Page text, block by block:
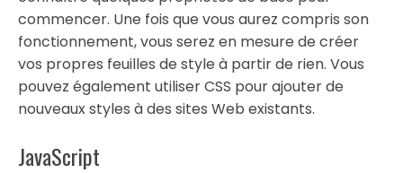
commencer. Une fois que vous aurez compris son
fonctionnement, vous serez en mesure de créer
vos propres feuilles de style à partir de rien. Vous
pouvez également utiliser CSS pour ajouter de
nouveaux styles à des sites Web existants.
JavaScript